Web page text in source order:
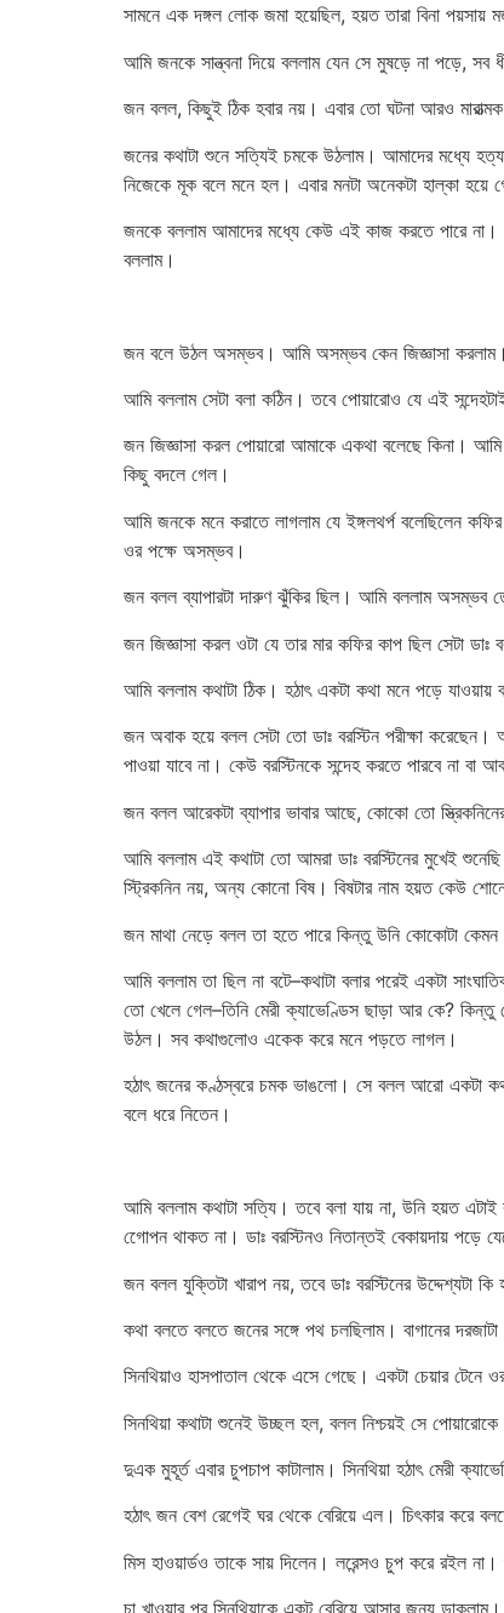
সামনে এক দঙ্গল লোক জমা হয়েছিল, হয়ত তারা বিনা পয়সায়
আমি জনকে সান্ত্বনা দিয়ে বললাম যেন সে মুষড়ে না পড়ে, সব
জন বলল, কিছুই ঠিক হবার নয়। এবার তো ঘটনা আরও
জনের কথাটা শুনে সত্যিই চমকে উঠলাম। আমাদের মধ্যে
নিজেকে মূক বলে মনে হল। এবার মনটা অনেকটা হাল্কা হয়ে
জনকে বললাম আমাদের মধ্যে কেউ এই কাজ করতে পারে না।
বললাম।
জন বলে উঠল অসম্ভব। আমি অসম্ভব কেন জিজ্ঞাসা করলাম।
আমি বললাম সেটা বলা কঠিন। তবে পোয়ারোও যে এই
জন জিজ্ঞাসা করল পোয়ারো আমাকে একথা বলেছে কিনা।
কিছু বদলে গেল।
আমি জনকে মনে করাতে লাগলাম যে ইঙ্গলথর্প বলেছিলেন
ওর পক্ষে অসম্ভব।
জন বলল ব্যাপারটা দারুণ ঝুঁকির ছিল। আমি বললাম অসম্ভব
জন জিজ্ঞাসা করল ওটা যে তার মার কফির কাপ ছিল সেটা
আমি বললাম কথাটা ঠিক। হঠাৎ একটা কথা মনে পড়ে
জন অবাক হয়ে বলল সেটা তো ডাঃ বরস্টিন পরীক্ষা
পাওয়া যাবে না। কেউ বরস্টিনকে সন্দেহ করতে পারবে না বা
জন বলল আরেকটা ব্যাপার ভাবার আছে, কোকো তো
আমি বললাম এই কথাটা তো আমরা ডাঃ বরস্টিনের মুখেই
স্ট্রিকনিন নয়, অন্য কোনো বিষ। বিষটার নাম হয়ত কেউ
জন মাথা নেড়ে বলল তা হতে পারে কিন্তু উনি কোকোটা কেমন
আমি বললাম তা ছিল না বটে–কথাটা বলার পরেই একটা
তো খেলে গেল–তিনি মেরী ক্যাভেণ্ডিস ছাড়া আর কে?
উঠল। সব কথাগুলোও একেক করে মনে পড়তে লাগল।
হঠাৎ জনের কণ্ঠস্বরে চমক ভাঙলো। সে বলল আরো একটা
বলে ধরে নিতেন।
আমি বললাম কথাটা সত্যি। তবে বলা যায় না, উনি হয়ত
গোেপন থাকত না। ডাঃ বরস্টিনও নিতান্তই বেকায়দায়
জন বলল যুক্তিটা খারাপ নয়, তবে ডাঃ বরস্টিনের উদ্দেশ্যটা
কথা বলতে বলতে জনের সঙ্গে পথ চলছিলাম। বাগানের
সিনথিয়াও হাসপাতাল থেকে এসে গেছে। একটা চেয়ার টেনে
সিনথিয়া কথাটা শুনেই উচ্ছল হল, বলল নিশ্চয়ই সে পোয়ারোকে
দুএক মুহূর্ত এবার চুপচাপ কাটালাম। সিনথিয়া হঠাৎ মেরী
হঠাৎ জন বেশ রেগেই ঘর থেকে বেরিয়ে এল। চিৎকার করে
মিস হাওয়ার্ডও তাকে সায় দিলেন। লরেন্সও চুপ করে রইল